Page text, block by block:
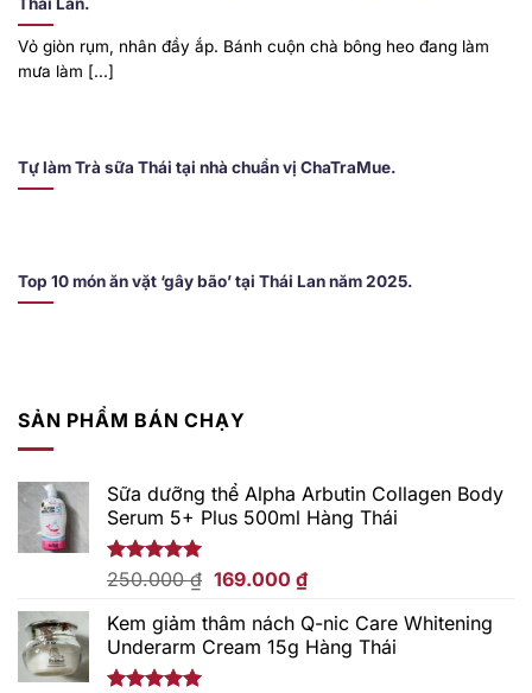
Vỏ giòn rụm, nhân đầy ắp. Bánh cuộn chà bông heo đang làm
mưa làm [...]
Tự làm Trà sữa Thái tại nhà chuẩn vị ChaTraMue.
Top 10 món ăn vặt ‘gây bão’ tại Thái Lan năm 2025.
SẢN PHẨM BÁN CHẠY
Sữa dưỡng thể Alpha Arbutin Collagen Body
Serum 5+ Plus 500ml Hàng Thái
Được xếp
5 sao
250.000₫ Giá
là:
250.000 ₫.
169.000 ₫Giá
tại
là:
Kem giảm thâm nách Q-nic Care Whitening
Underarm Cream 15g Hàng Thái